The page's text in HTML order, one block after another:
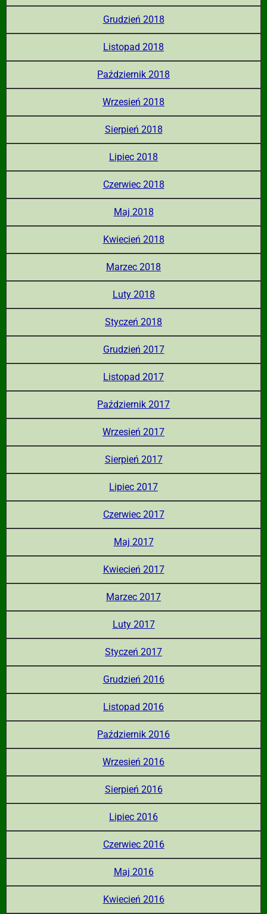
Grudzień 2018
Listopad 2018
Październik 2018
Wrzesień 2018
Sierpień 2018
Lipiec 2018
Czerwiec 2018
Maj 2018
Kwiecień 2018
Marzec 2018
Luty 2018
Styczeń 2018
Grudzień 2017
Listopad 2017
Październik 2017
Wrzesień 2017
Sierpień 2017
Lipiec 2017
Czerwiec 2017
Maj 2017
Kwiecień 2017
Marzec 2017
Luty 2017
Styczeń 2017
Grudzień 2016
Listopad 2016
Październik 2016
Wrzesień 2016
Sierpień 2016
Lipiec 2016
Czerwiec 2016
Maj 2016
Kwiecień 2016